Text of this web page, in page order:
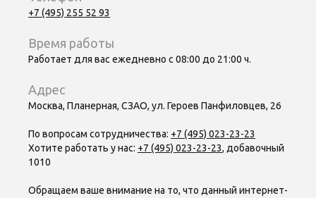
+7 (495) 255 52 93
Время работы
Работает для вас ежедневно с 08:00 до 21:00 ч.
Адрес
Москва, Планерная, СЗАО, ул. Героев Панфиловцев, 26
По вопросам сотрудничества: +7 (495) 023-23-23
Хотите работать у нас: +7 (495) 023-23-23, добавочный
1010
Обращаем ваше внимание на то, что данный интернет-